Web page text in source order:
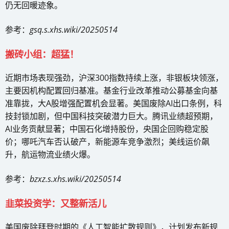
仍无回暖迹象。
参考： gsq.s.xhs.wiki/20250514
搬砖小组：超猛！
近期市场表现强劲，沪深300指数持续上涨，非银板块领涨，
主要因机构配置回归基准。基金行业改革推动公募基金向基
准靠拢，大A股增强配置机会显著。美国废除AI出口条例，科
技封锁加剧，但中国科技突破潜力巨大。腾讯业绩超预期，
AI业务贡献显著；中国石化增持股份，央国企回购稳定股
价；哪吒汽车否认破产，新能源车竞争激烈；美线运价飙
升，航运物流业绩火爆。
参考： bzxz.s.xhs.wiki/20250514
韭菜投资学：又整新活儿